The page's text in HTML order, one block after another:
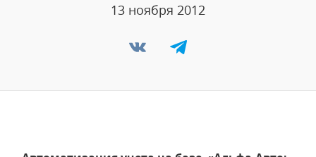
13 ноября 2012